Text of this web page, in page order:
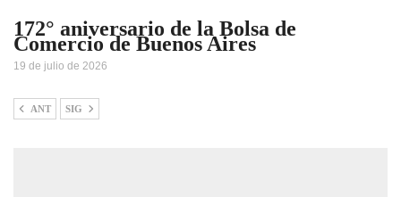
172° aniversario de la Bolsa de
Comercio de Buenos Aires
19 de julio de 2026
ANT SIG